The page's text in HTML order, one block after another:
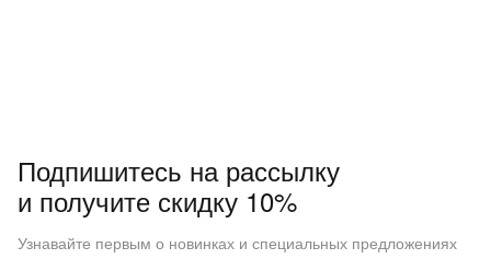
Подпишитесь на рассылку
и получите скидку 10%
Узнавайте первым о новинках и специальных предложениях